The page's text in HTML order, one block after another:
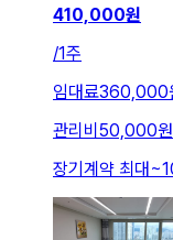
410,000원
/1주
임대료360,000
관리비 50,000원
장기계약 최대~